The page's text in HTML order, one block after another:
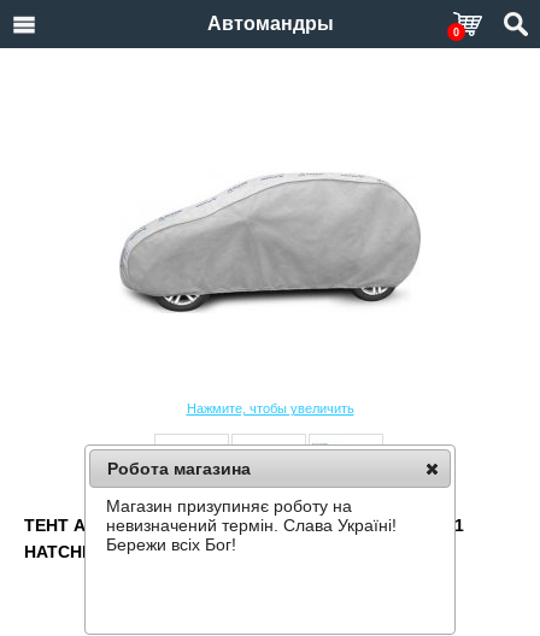
Автомандры 0
Нажмите, чтобы увеличить
ТЕНТ АВТОМОБИЛЬНЫЙ KEGEL BASIC GARAGE M1
HATCHBACK
Робота магазина
Магазин призупиняє роботу на
невизначений термін. Слава Україні!
Бережи всіх Бог!